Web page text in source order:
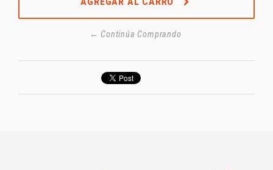
← Continúa Comprando